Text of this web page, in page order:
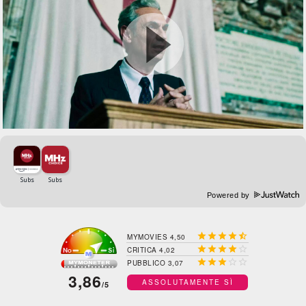
Powered by
3,86/5
MYMOVIES 4,50 
CRITICA 4,02  
PUBBLICO 3,07   
ASSOLUTAMENTE SÌ